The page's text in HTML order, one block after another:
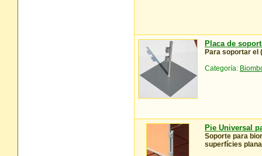
Placa de
Para soportar el
Categoría:
Pie Universal
Soporte para
superfícies